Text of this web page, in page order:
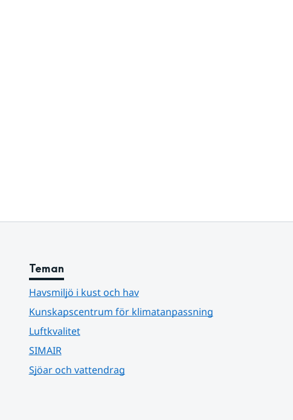
Teman
Havsmiljö i kust och hav
Kunskapscentrum för klimatanpassning
Luftkvalitet
SIMAIR
Sjöar och vattendrag